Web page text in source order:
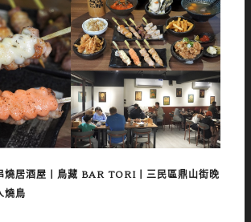
燒居酒屋丨鳥藏 BAR TORI丨三民區鼎山街晚
燒鳥